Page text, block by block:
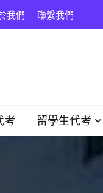
我們 聯繫我們
考 留學生代考